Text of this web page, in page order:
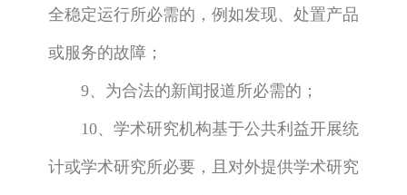
全稳定运行所必需的，例如发现、处置产品
或服务的故障；
9、为合法的新闻报道所必需的；
10、学术研究机构基于公共利益开展统
计或学术研究所必要，且对外提供学术研究